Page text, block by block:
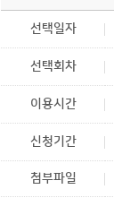
선택일자
선택회차
이용시간
신청기간
첨부파일